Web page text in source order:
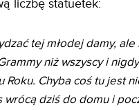
liczbę statuetek:
tej młodej damy, ale
niż wszyscy i
Roku. Chyba coś tu jest
wrócą dziś do domu i